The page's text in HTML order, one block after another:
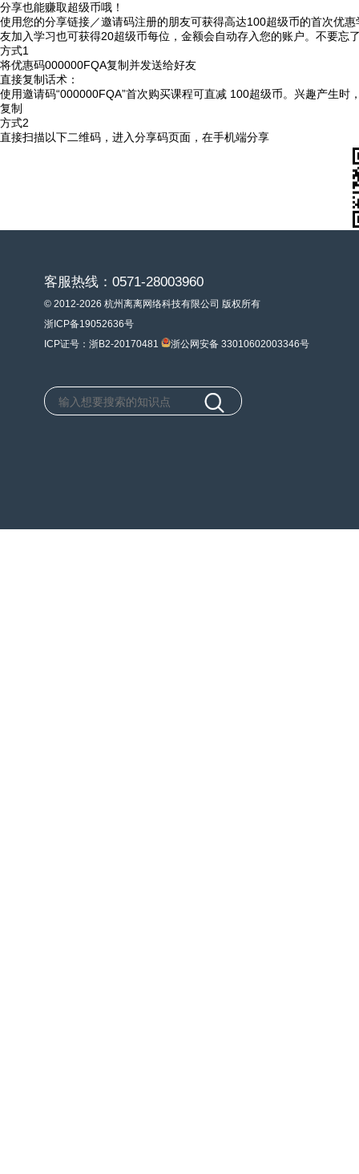
分享也能赚取超级币哦！
使用您的分享链接／邀请码注册的朋友可获得高达100超级币的首次优
友加入学习也可获得20超级币每位，金额会自动存入您的账户。不要忘
方式1
将优惠码000000FQA复制并发送给好友
直接复制话术：
使用邀请码“000000FQA”首次购买课程可直减 100超级币。兴趣产生时
复制
方式2
直接扫描以下二维码，进入分享码页面，在手机端分享
客服热线：0571-28003960
© 2012-2026 杭州离离网络科技有限公司 版权所有
浙ICP备19052636号
ICP证号：浙B2-20170481
浙公网安备 33010602003346号